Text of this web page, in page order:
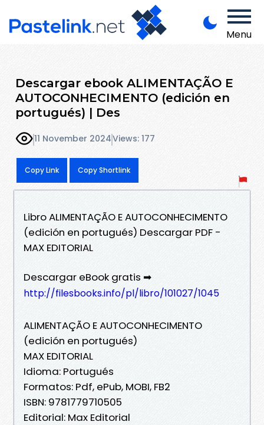
Menu
Descargar ebook ALIMENTAÇÃO E
AUTOCONHECIMENTO (edición en
portugués) | Des
11 November 2024Views: 177
Copy Link Copy Shortlink
Libro ALIMENTAÇÃO E AUTOCONHECIMENTO
(edición en portugués) Descargar PDF -
MAX EDITORIAL
Descargar eBook gratis ➡
http://filesbooks.info/pl/libro/101027/1045
ALIMENTAÇÃO E AUTOCONHECIMENTO
(edición en portugués)
MAX EDITORIAL
Idioma: Portugués
Formatos: Pdf, ePub, MOBI, FB2
ISBN: 9781779710505
Editorial: Max Editorial